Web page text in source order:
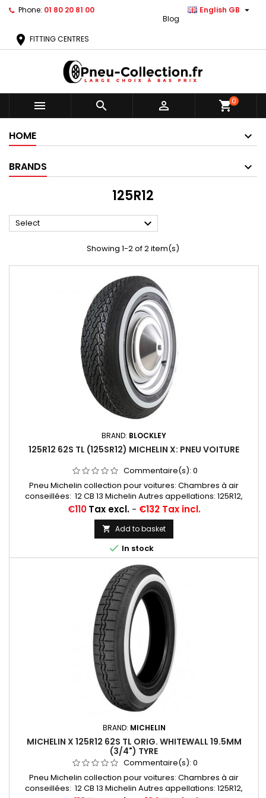
Phone: 01 80 20 81 00 English GB 
Blog
location_on FITTING CENTRES
   shopping_cart0
HOME
BRANDS
125R12
Select 
Showing 1-2 of 2 item(s)
BRAND: BLOCKLEY
125R12 62S TL (125SR12) MICHELIN X: PNEU VOITURE
Commentaire(s): 0
Pneu Michelin collection pour voitures: Chambres à air
conseillées: 12 CB 13 Michelin Autres appellations: 125R12,
125/80R12, 125-12, 125X12, 125/80-12, 125/80X12, 125-305,
125X305, 125/12, 125 12
Price
€110 Tax excl.- €132 Tax incl.
 Add to basket
 In stock
BRAND: MICHELIN
MICHELIN X 125R12 62S TL ORIG. WHITEWALL 19.5MM
(3/4") TYRE
Commentaire(s): 0
Pneu Michelin collection pour voitures: Chambres à air
conseillées: 12 CB 13 Michelin Autres appellations: 125R12,